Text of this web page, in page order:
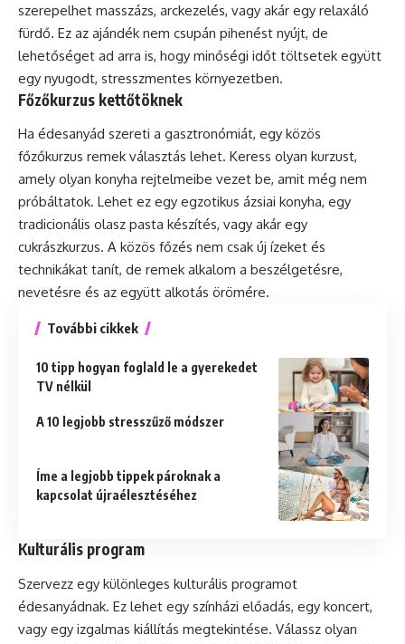
szerepelhet masszázs, arckezelés, vagy akár egy relaxáló
fürdő. Ez az ajándék nem csupán pihenést nyújt, de
lehetőséget ad arra is, hogy minőségi időt töltsetek együtt
egy nyugodt, stresszmentes környezetben.
Főzőkurzus kettőtöknek
Ha édesanyád szereti a gasztronómiát, egy közös
főzőkurzus remek választás lehet. Keress olyan kurzust,
amely olyan konyha rejtelmeibe vezet be, amit még nem
próbáltatok. Lehet ez egy egzotikus ázsiai konyha, egy
tradicionális olasz pasta készítés, vagy akár egy
cukrászkurzus. A közös főzés nem csak új ízeket és
technikákat tanít, de remek alkalom a beszélgetésre,
nevetésre és az együtt alkotás örömére.
További cikkek
10 tipp hogyan foglald le a gyerekedet
TV nélkül
A 10 legjobb stresszűző módszer
Íme a legjobb tippek pároknak a
kapcsolat újraélesztéséhez
Kulturális program
Szervezz egy különleges kulturális programot
édesanyádnak. Ez lehet egy színházi előadás, egy koncert,
vagy egy izgalmas kiállítás megtekintése. Válassz olyan